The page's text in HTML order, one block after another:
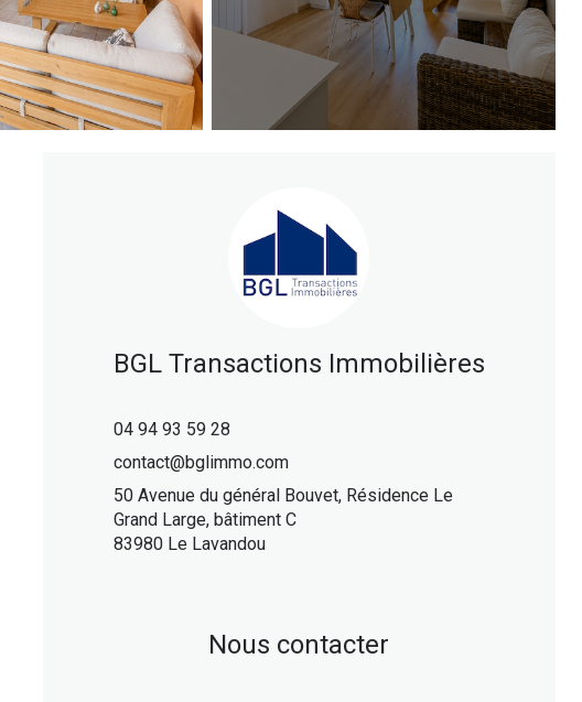
BGL Transactions Immobilières
04 94 93 59 28
contact@bglimmo.com
50 Avenue du général Bouvet, Résidence Le
Grand Large, bâtiment C
83980 Le Lavandou
Nous contacter